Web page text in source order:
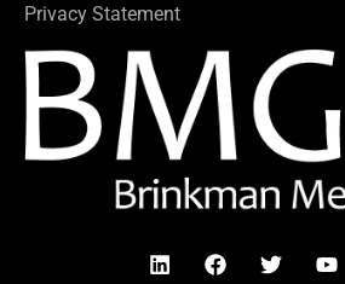
Privacy Statement